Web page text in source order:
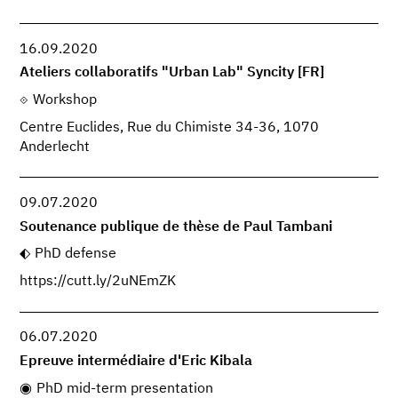
16.09.2020
Ateliers collaboratifs "Urban Lab" Syncity [FR]
Workshop
Centre Euclides, Rue du Chimiste 34-36, 1070
Anderlecht
09.07.2020
Soutenance publique de thèse de Paul Tambani
PhD defense
https://cutt.ly/2uNEmZK
06.07.2020
Epreuve intermédiaire d'Eric Kibala
PhD mid-term presentation